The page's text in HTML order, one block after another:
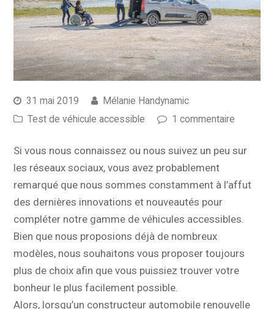
31 mai 2019
Mélanie Handynamic
Test de véhicule accessible
1 commentaire
Si vous nous connaissez ou nous suivez un peu sur
les réseaux sociaux, vous avez probablement
remarqué que nous sommes constamment à l’affut
des dernières innovations et nouveautés pour
compléter notre gamme de véhicules accessibles.
Bien que nous proposions déjà de nombreux
modèles, nous souhaitons vous proposer toujours
plus de choix afin que vous puissiez trouver votre
bonheur le plus facilement possible.
Alors, lorsqu’un constructeur automobile renouvelle